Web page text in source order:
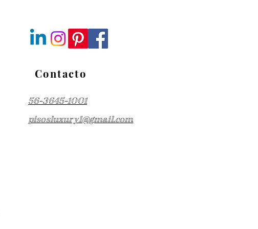
Contacto
56-3645-1001
pisosluxury1@gmail.com